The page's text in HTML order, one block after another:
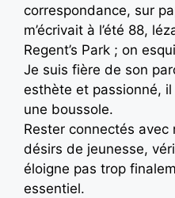
correspondance, sur
m’écrivait à l’été 88,
Regent’s Park ; on
Je suis fière de son
esthète et passionné,
une boussole.
Rester connectés
désirs de jeunesse,
éloigne pas trop
essentiel.